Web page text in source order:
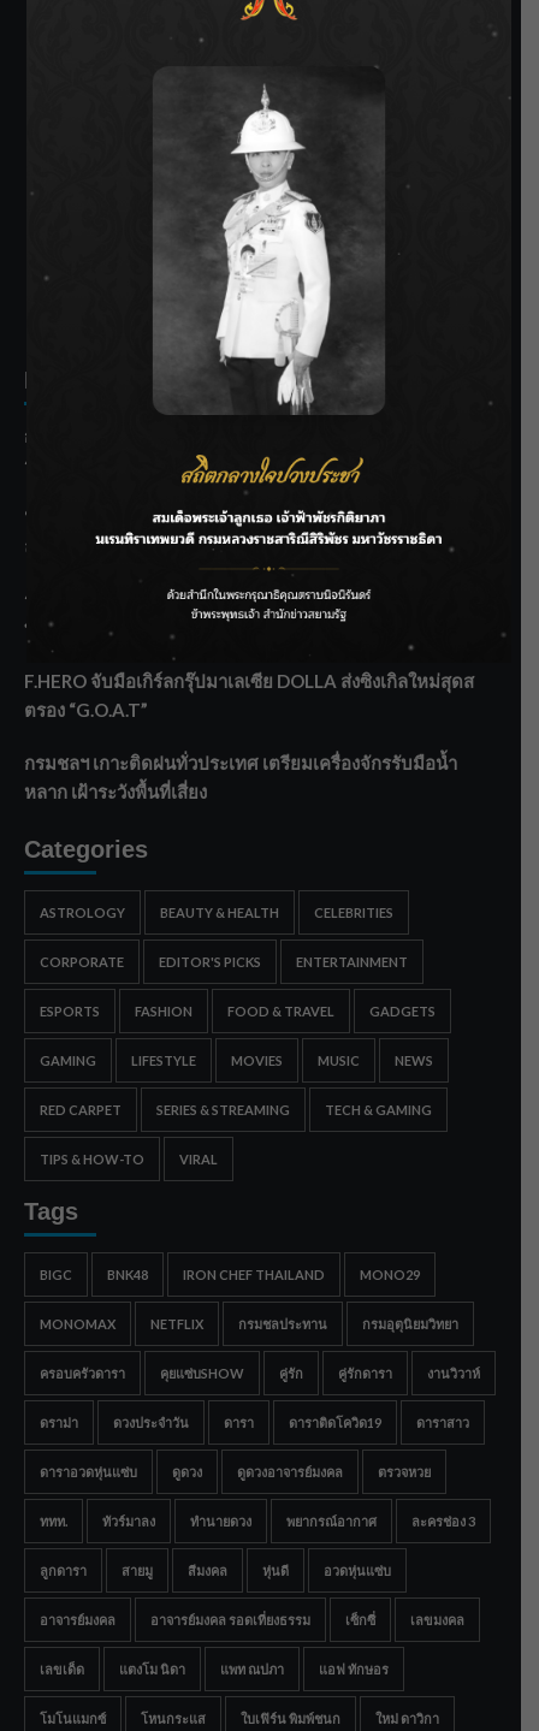
SIAMRATH VARIETY
THE BEST ENTERTAINMENT
Recent Posts
กรมชลฯ รับฟังประชาชน ติดตามแก้ปัญหาโครงการประตู
ระบายน้ำศรีสองรักฯ
‘แมน การิน’ แชร์ความเชื่อชวนคิด! “อยากกินอะไรหลังจาก
ลาโลกนี้ ให้ใส่บาตรสิ่งนั้นไว้ตอนยังมีชีวิต”
ราชเลขานุการในพระองค์ฯ ติดตามโครงการหุบกะพง–ห้วย
ทรายใต้ เสริมความมั่นคงน้ำเพชรบุรี
F.HERO จับมือเกิร์ลกรุ๊ปมาเลเซีย DOLLA ส่งซิงเกิลใหม่สุดส
ตรอง “G.O.A.T”
กรมชลฯ เกาะติดฝนทั่วประเทศ เตรียมเครื่องจักรรับมือน้ำ
หลาก เฝ้าระวังพื้นที่เสี่ยง
Categories
ASTROLOGY BEAUTY & HEALTH CELEBRITIES
CORPORATE EDITOR'S PICKS ENTERTAINMENT
ESPORTS FASHION FOOD & TRAVEL GADGETS
GAMING LIFESTYLE MOVIES MUSIC NEWS
RED CARPET SERIES & STREAMING TECH & GAMING
TIPS & HOW-TO VIRAL
Tags
BIGC BNK48 IRON CHEF THAILAND MONO29
MONOMAX NETFLIX กรมชลประทาน กรมอุตุนิยมวิทยา
ครอบครัวดารา คุยแซ่บSHOW คู่รัก คู่รักดารา งานวิวาห์
ดราม่า ดวงประจำวัน ดารา ดาราติดโควิด19 ดาราสาว
ดาราอวดหุ่นแซ่บ ดูดวง ดูดวงอาจารย์มงคล ตรวจหวย
ททท. ทัวร์มาลง ทำนายดวง พยากรณ์อากาศ ละครช่อง 3
ลูกดารา สายมู สีมงคล หุ่นดี อวดหุ่นแซ่บ
อาจารย์มงคล อาจารย์มงคล รอดเที่ยงธรรม เซ็กซี่ เลขมงคล
เลขเด็ด แตงโม นิดา แพท ณปภา แอฟ ทักษอร
โมโนแมกซ์ โหนกระแส ใบเฟิร์น พิมพ์ชนก ใหม่ ดาวิกา